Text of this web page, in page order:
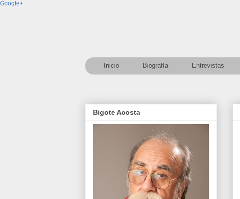
Google+
Inicio Biografía Entrevistas
Bigote Acosta